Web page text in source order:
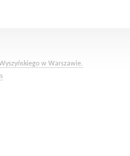
w Warszawie.